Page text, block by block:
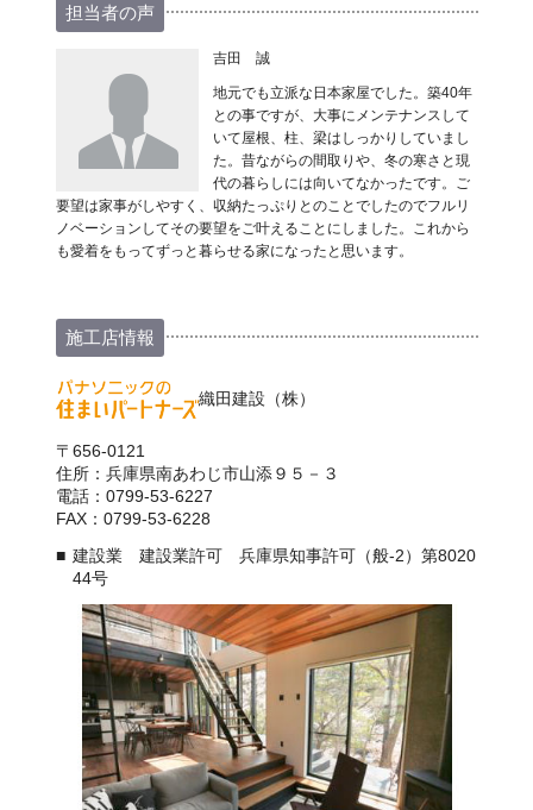
担当者の声
吉田 誠
地元でも立派な日本家屋でした。築40年
との事ですが、大事にメンテナンスして
いて屋根、柱、梁はしっかりしていまし
た。昔ながらの間取りや、冬の寒さと現
代の暮らしには向いてなかったです。ご
要望は家事がしやすく、収納たっぷりとのことでしたのでフルリ
ノベーションしてその要望をご叶えることにしました。これから
も愛着をもってずっと暮らせる家になったと思います。
施工店情報
織田建設（株）
〒656-0121
住所：兵庫県南あわじ市山添９５－３
電話：0799-53-6227
FAX：0799-53-6228
建設業 建設業許可 兵庫県知事許可（般-2）第8020
44号